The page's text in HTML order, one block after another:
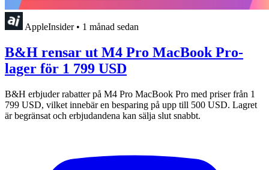
AppleInsider • 1 månad sedan
B&H rensar ut M4 Pro MacBook Pro-
lager för 1 799 USD
B&H erbjuder rabatter på M4 Pro MacBook Pro med priser från 1
799 USD, vilket innebär en besparing på upp till 500 USD. Lagret
är begränsat och erbjudandena kan sälja slut snabbt.